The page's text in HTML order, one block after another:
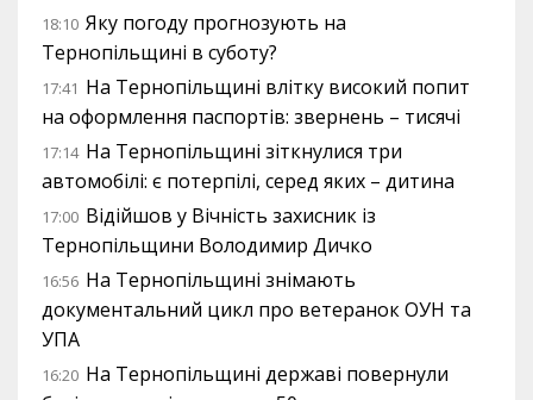
18:10 Яку погоду прогнозують на
Тернопільщині в суботу?
17:41 На Тернопільщині влітку високий попит
на оформлення паспортів: звернень – тисячі
17:14 На Тернопільщині зіткнулися три
автомобілі: є потерпілі, серед яких – дитина
17:00 Відійшов у Вічність захисник із
Тернопільщини Володимир Дичко
16:56 На Тернопільщині знімають
документальний цикл про ветеранок ОУН та
УПА
16:20 На Тернопільщині державі повернули